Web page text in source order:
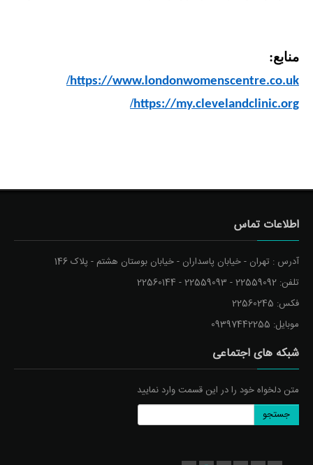
منابع:
https://www.londonwomenscentre.co.uk
/
https://my.clevelandclinic.org
/
اطلاعات تماس
آدرس : تهران - خیابان پاسداران - خیابان بوستان هشتم - پلاک 146
تلفن: 22559092 - 22559093 - 22560144
فکس: 22560245
موبایل: 09397442255
شبکه های اجتماعی
متن دلخواه خود را در این قسمت وارد نمایید
جستجو